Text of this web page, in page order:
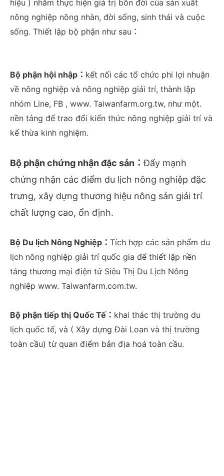
hiệu ) nhằm thực hiện giá trị bốn đời của sản xuất
nông nghiệp nông nhàn, đời sống, sinh thái và cuộc
sống. Thiết lập bộ phận như sau：
Bộ phận hội nhập： kết nối các tổ chức phi lợi nhuận
về nông nghiệp và nông nghiệp giải trí, thành lập
nhóm Line, FB , www. Taiwanfarm.org.tw, như một.
nền tảng để trao đổi kiến thức nông nghiệp giải trí và
kế thừa kinh nghiệm.
Bộ phận chứng nhận đặc sản：Đẩy mạnh
chứng nhận các điểm du lịch nông nghiệp đặc
trưng, xây dựng thương hiệu nông sản giải trí
chất lượng cao, ổn định.
Bộ Du lịch Nông Nghiệp： Tích hợp các sản phẩm du
lịch nông nghiệp giải trí quốc gia để thiết lập nền
tảng thương mại điện tử Siêu Thị Du Lịch Nông
nghiệp www. Taiwanfarm.com.tw.
Bộ phận tiếp thị Quốc Tế： khai thác thị trường du
lịch quốc tế, và ( Xây dựng Đài Loan và thị trường
toàn cầu) từ quan điểm bản địa hoá toàn cầu.